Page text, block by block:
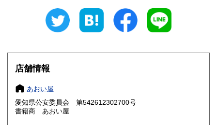
0円 福井県
0円 長野県
岐阜県 0円 静岡県 0円
愛知県
滋賀県
大阪府
店舗情報
あおい屋
愛知県公安委員会 第542612302700号
書籍商 あおい屋